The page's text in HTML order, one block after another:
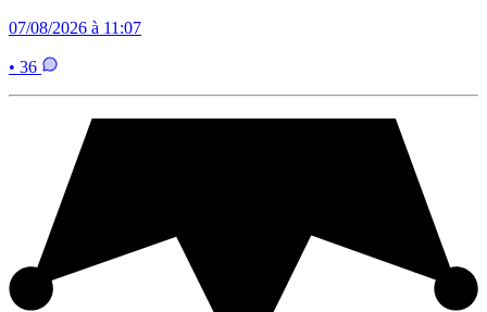
07/08/2026 à 11:07
• 36